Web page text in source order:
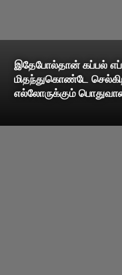
இதேபோல்தான் கப்பல்
மிதந்துகொண்டே
எல்லோருக்கும்